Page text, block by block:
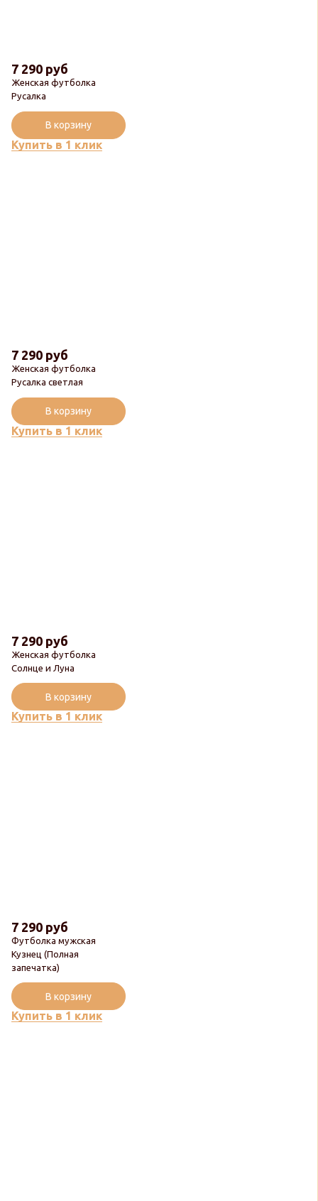
Женская футболка
Русалка
7 290 руб
Купить в 1 клик
В корзину
Женская футболка
Русалка светлая
7 290 руб
Купить в 1 клик
В корзину
Женская футболка
Солнце и Луна
7 290 руб
Купить в 1 клик
В корзину
Футболка мужская
Кузнец (Полная
запечатка)
7 290 руб
Купить в 1 клик
В корзину